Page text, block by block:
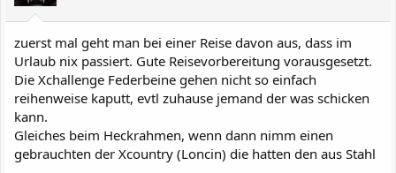
zuerst mal geht man bei einer Reise davon aus, dass im
Urlaub nix passiert. Gute Reisevorbereitung vorausgesetzt.
Die Xchallenge Federbeine gehen nicht so einfach
reihenweise kaputt, evtl zuhause jemand der was schicken
kann.
Gleiches beim Heckrahmen, wenn dann nimm einen
gebrauchten der Xcountry (Loncin) die hatten den aus Stahl